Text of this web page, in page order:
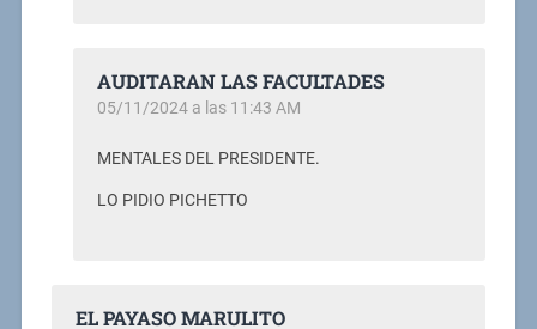
AUDITARAN LAS FACULTADES
05/11/2024 a las 11:43 AM
MENTALES DEL PRESIDENTE.
LO PIDIO PICHETTO
EL PAYASO MARULITO